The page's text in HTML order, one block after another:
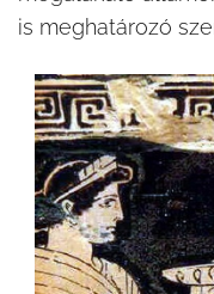
is meghatározó